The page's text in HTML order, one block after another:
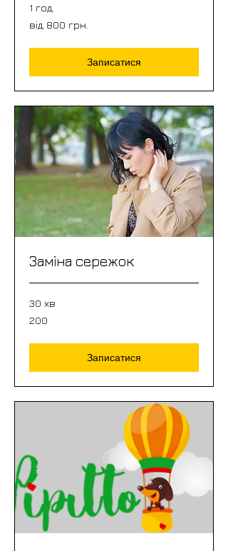
1 год
від
800
від 800 грн.
Записатися
Заміна сережок
30 хв
200
200
Записатися